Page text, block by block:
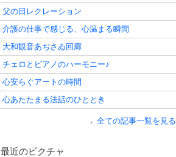
父の日レクレーション
介護の仕事で感じる、心温まる瞬間
大和観音あぢさゐ回廊
チェロとピアノのハーモニー♪
心安らぐアートの時間
心あたたまる法話のひととき
全ての記事一覧を見る
最近のピクチャ